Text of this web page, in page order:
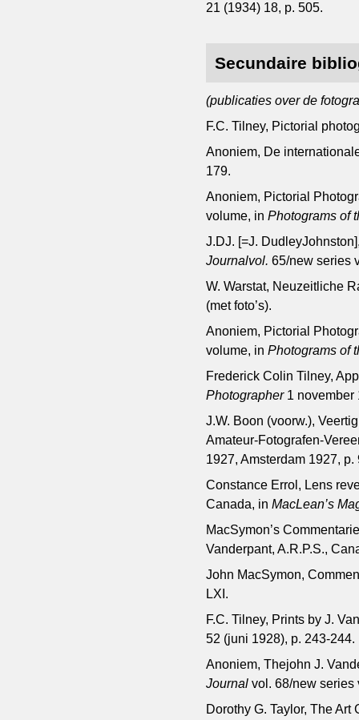
21 (1934) 18, p. 505.
Secundaire
(publicaties over de
F.C. Tilney, Pictorial
Anoniem, De
179.
Anoniem, Pictorial
volume, inPhotograms of
J.DJ. [=J.
Journalvol.65/new series
W. Warstat, Neuzeitliche
(met foto’s).
Anoniem, Pictorial
volume, inPhotograms of
Frederick Colin Tilney,
Photographer 1 november
J.W. Boon (voorw.),
Amateur-Fotografen-
1927, Amsterdam 1927, p.
Constance Errol, Lens
Canada, inMacLean’s
MacSymon’s
Vanderpant, A.R.P.S.,
John MacSymon,
LXI.
F.C. Tilney, Prints by J.
52 (juni 1928), p. 243-244.
Anoniem, Thejohn J.
Journalvol. 68/new series
Dorothy G. Taylor, The Art